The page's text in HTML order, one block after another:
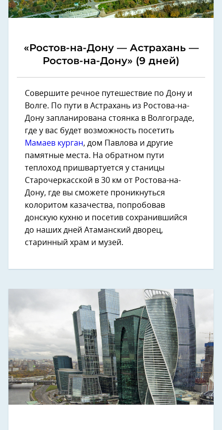
«Ростов-на-Дону — Астрахань —
Ростов-на-Дону» (9 дней)
Совершите речное путешествие по Дону и
Волге. По пути в Астрахань из Ростова-на-
Дону запланирована стоянка в Волгограде,
где у вас будет возможность посетить
Мамаев курган, дом Павлова и другие
памятные места. На обратном пути
теплоход пришвартуется у станицы
Старочеркасской в 30 км от Ростова-на-
Дону, где вы сможете проникнуться
колоритом казачества, попробовав
донскую кухню и посетив сохранившийся
до наших дней Атаманский дворец,
старинный храм и музей.